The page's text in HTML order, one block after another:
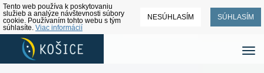
Tento web používa k poskytovaniu
služieb a analýze návštevnosti súbory
cookie. Používaním tohto webu s tým
súhlasíte. Viac informácií
NESÚHLASÍM SÚHLASÍM